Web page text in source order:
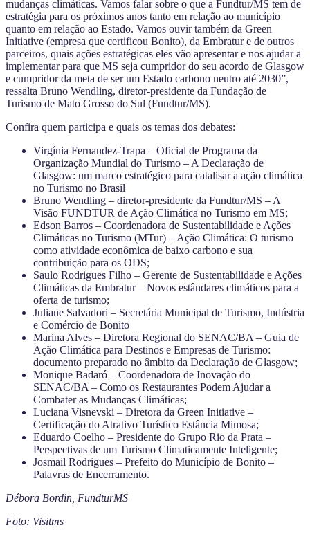
mudanças climáticas. Vamos falar sobre o que a Fundtur/MS tem de
estratégia para os próximos anos tanto em relação ao município
quanto em relação ao Estado. Vamos ouvir também da Green
Initiative (empresa que certificou Bonito), da Embratur e de outros
parceiros, quais ações estratégicas eles vão apresentar e nos ajudar a
implementar para que MS seja cumpridor do seu acordo de Glasgow
e cumpridor da meta de ser um Estado carbono neutro até 2030”,
ressalta Bruno Wendling, diretor-presidente da Fundação de
Turismo de Mato Grosso do Sul (Fundtur/MS).
Confira quem participa e quais os temas dos debates:
Virgínia Fernandez-Trapa – Oficial de Programa da
Organização Mundial do Turismo – A Declaração de
Glasgow: um marco estratégico para catalisar a ação climática
no Turismo no Brasil
Bruno Wendling – diretor-presidente da Fundtur/MS – A
Visão FUNDTUR de Ação Climática no Turismo em MS;
Edson Barros – Coordenadora de Sustentabilidade e Ações
Climáticas no Turismo (MTur) – Ação Climática: O turismo
como atividade econômica de baixo carbono e sua
contribuição para os ODS;
Saulo Rodrigues Filho – Gerente de Sustentabilidade e Ações
Climáticas da Embratur – Novos estândares climáticos para a
oferta de turismo;
Juliane Salvadori – Secretária Municipal de Turismo, Indústria
e Comércio de Bonito
Marina Alves – Diretora Regional do SENAC/BA – Guia de
Ação Climática para Destinos e Empresas de Turismo:
documento preparado no âmbito da Declaração de Glasgow;
Monique Badaró – Coordenadora de Inovação do
SENAC/BA – Como os Restaurantes Podem Ajudar a
Combater as Mudanças Climáticas;
Luciana Visnevski – Diretora da Green Initiative –
Certificação do Atrativo Turístico Estância Mimosa;
Eduardo Coelho – Presidente do Grupo Rio da Prata –
Perspectivas de um Turismo Climaticamente Inteligente;
Josmail Rodrigues – Prefeito do Município de Bonito –
Palavras de Encerramento.
Débora Bordin, FundturMS
Foto: Visitms